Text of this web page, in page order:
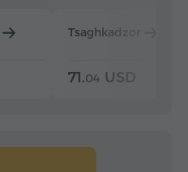
Tsaghkadzor
71.04 USD